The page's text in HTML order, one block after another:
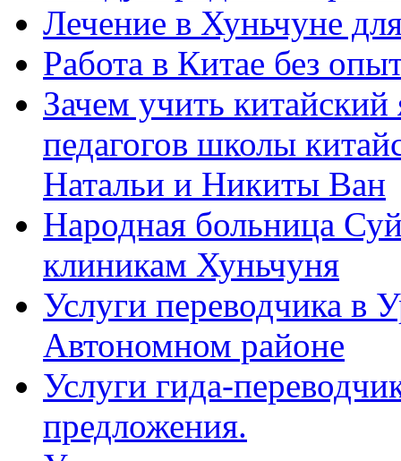
Лечение в Хуньчуне
Работа в Китае без
Зачем учить
педагогов школы
Натальи и Никиты Ван
Народная больница
клиникам Хуньчуня
Услуги переводчика в
Автономном районе
Услуги гида-
предложения.